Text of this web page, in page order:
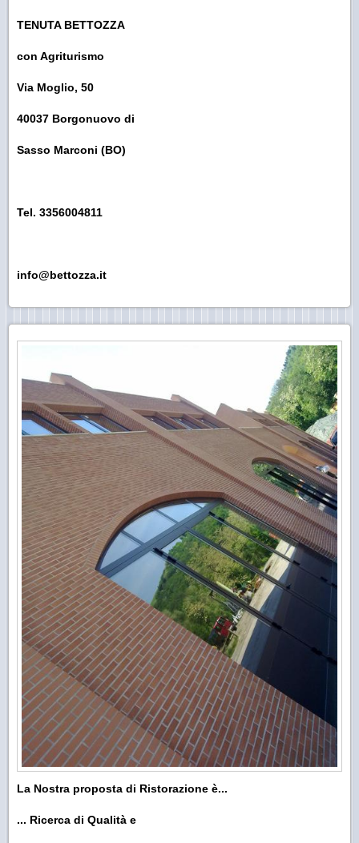
TENUTA BETTOZZA
con Agriturismo
Via Moglio, 50
40037 Borgonuovo di
Sasso Marconi (BO)
Tel. 3356004811
info@bettozza.it
La Nostra proposta di Ristorazione è...
... Ricerca di Qualità e